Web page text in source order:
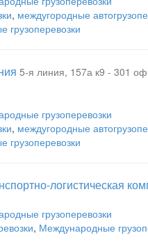
, междугородные
грузоперевозки
5-я линия, 157а к9 - 301
грузоперевозки
, междугородные
грузоперевозки
логистическая
грузоперевозки
, Международные